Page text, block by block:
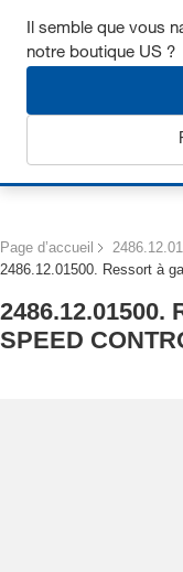
Obtenez jusqu’à 7
Page d’accueil
2486.12.01500. Ressort à
2486.12.01500.
SPEED
Il semble que vous
notre boutique US ?